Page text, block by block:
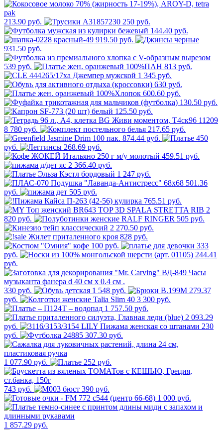
213.90 руб.
250 руб.
144.40 руб.
919.50 руб.
931.50 руб.
539 руб.
813 руб.
1 345 руб.
630 руб.
600.60 руб.
130.50 руб.
125.50 руб.
8 780 руб.
217.65 руб.
874.44 руб.
450
руб.
268.69 руб.
459.51 руб.
2 366.40 руб.
1 247 руб.
501.36
руб.
505 руб.
765.51 руб.
2
820 руб.
505 руб.
2 270.50 руб.
828 руб.
100 руб.
333
руб.
244.41
руб.
330 руб. 1 548 руб.
279.37
руб.
3 300 руб.
1 757.50 руб.
2 093.29
руб.
230
руб.
307.30 руб.
1 077.90 руб. 252 руб.
743 руб.
390 руб.
1 000 руб.
1 857.29 руб.